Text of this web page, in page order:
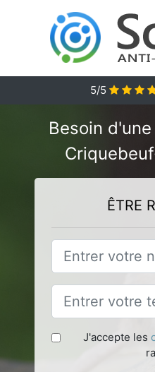
5/5
Besoin
ÊTRE
J'accepte les